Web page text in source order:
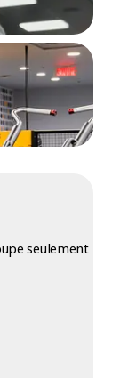
seulement